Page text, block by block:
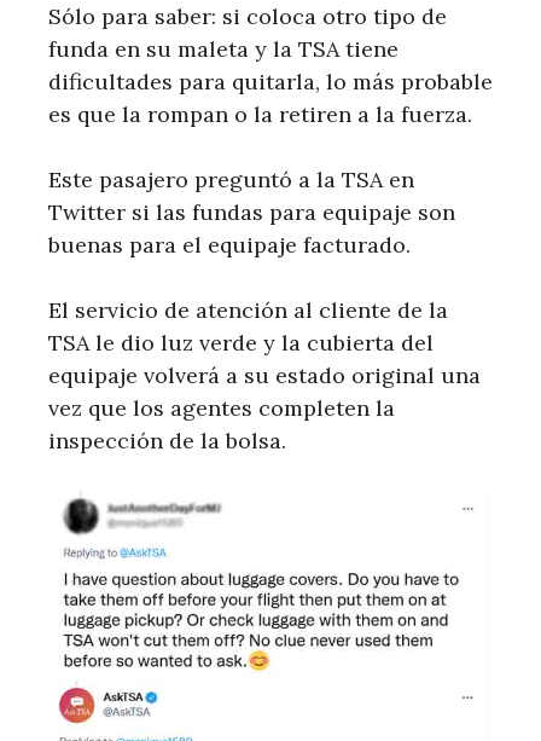
Sólo para saber: si coloca otro tipo de
funda en su maleta y la TSA tiene
dificultades para quitarla, lo más probable
es que la rompan o la retiren a la fuerza.
Este pasajero preguntó a la TSA en
Twitter si las fundas para equipaje son
buenas para el equipaje facturado.
El servicio de atención al cliente de la
TSA le dio luz verde y la cubierta del
equipaje volverá a su estado original una
vez que los agentes completen la
inspección de la bolsa.